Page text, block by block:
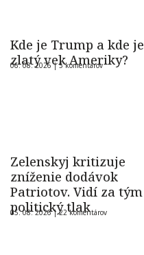
Kde je Trump a kde je
zlatý vek Ameriky?
06. 08. 2026 |5 komentárov
Zelenskyj kritizuje
zníženie dodávok
Patriotov. Vidí za tým
politický tlak
05. 08. 2026 |22 komentárov